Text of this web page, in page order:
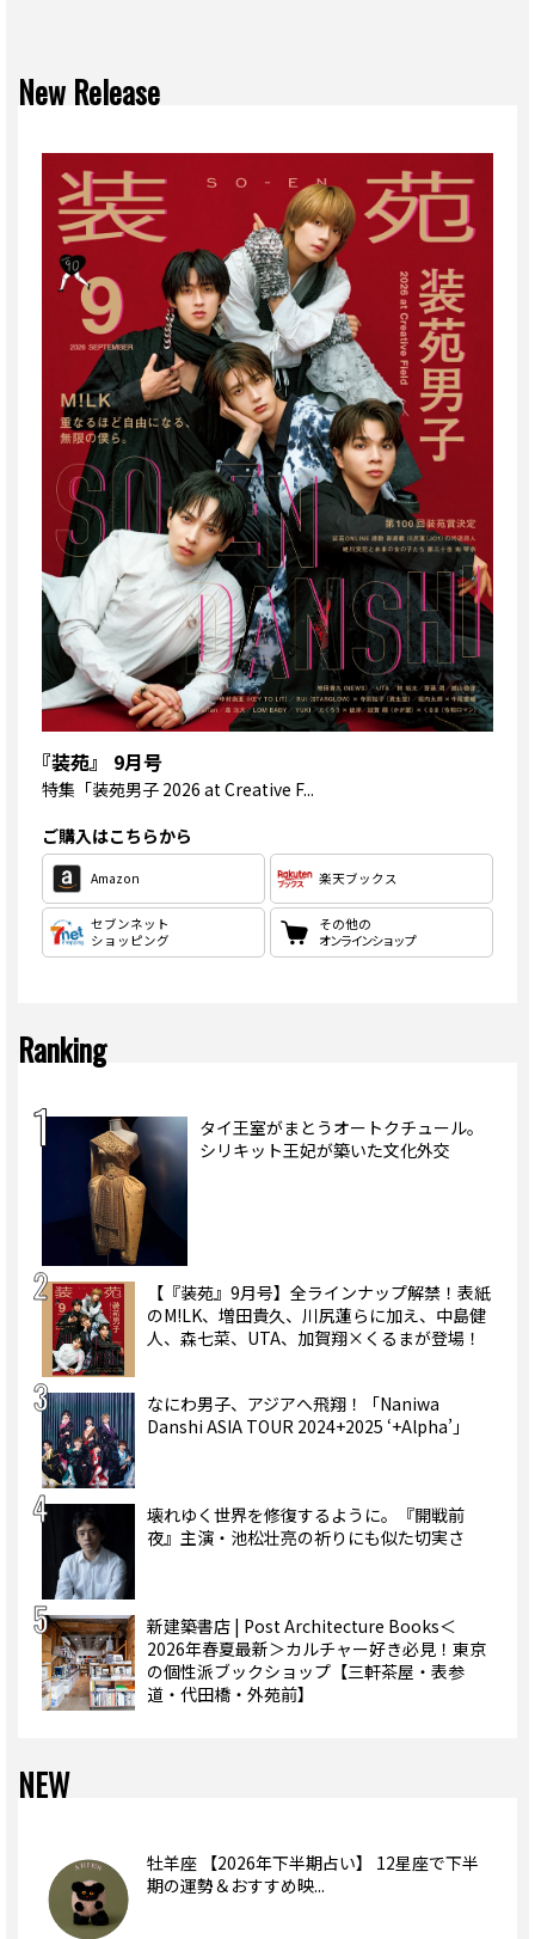
New Release
『装苑』 9月号
特集 「装苑男子 2026 at Creative F...
ご購入はこちらから
Amazon 楽天ブックス
セブンネット
ショッピング
その他の
オンラインショップ
Ranking
タイ王室がまとうオートクチュール。
シリキット王妃が築いた文化外交
【『装苑』9月号】全ラインナップ解禁！表紙
のM!LK、増田貴久、川尻蓮らに加え、中島健
人、森七菜、UTA、加賀翔×くるまが登場！
なにわ男子、アジアへ飛翔！「Naniwa
Danshi ASIA TOUR 2024+2025 ‘+Alpha’」
壊れゆく世界を修復するように。『開戦前
夜』主演・池松壮亮の祈りにも似た切実さ
新建築書店 | Post Architecture Books＜
2026年春夏最新＞カルチャー好き必見！東京
の個性派ブックショップ【三軒茶屋・表参
道・代田橋・外苑前】
NEW
牡羊座 【2026年下半期占い】 12星座で下半
期の運勢＆おすすめ映...